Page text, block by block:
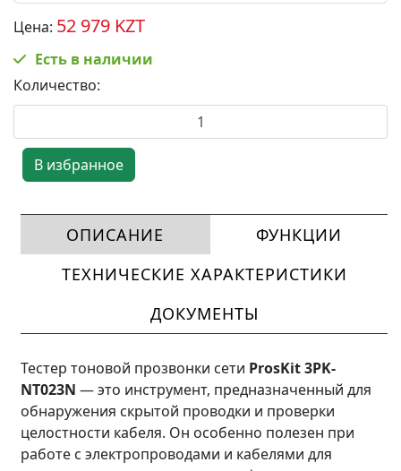
Цена: 52 979 KZT
Есть в наличии
Количество:
ОПИСАНИЕ
ФУНКЦИИ
ТЕХНИЧЕСКИЕ ХАРАКТЕРИСТИКИ
ДОКУМЕНТЫ
Тестер тоновой прозвонки сети ProsKit 3PK-
NT023N — это инструмент, предназначенный для
обнаружения скрытой проводки и проверки
целостности кабеля. Он особенно полезен при
работе с электропроводами и кабелями для